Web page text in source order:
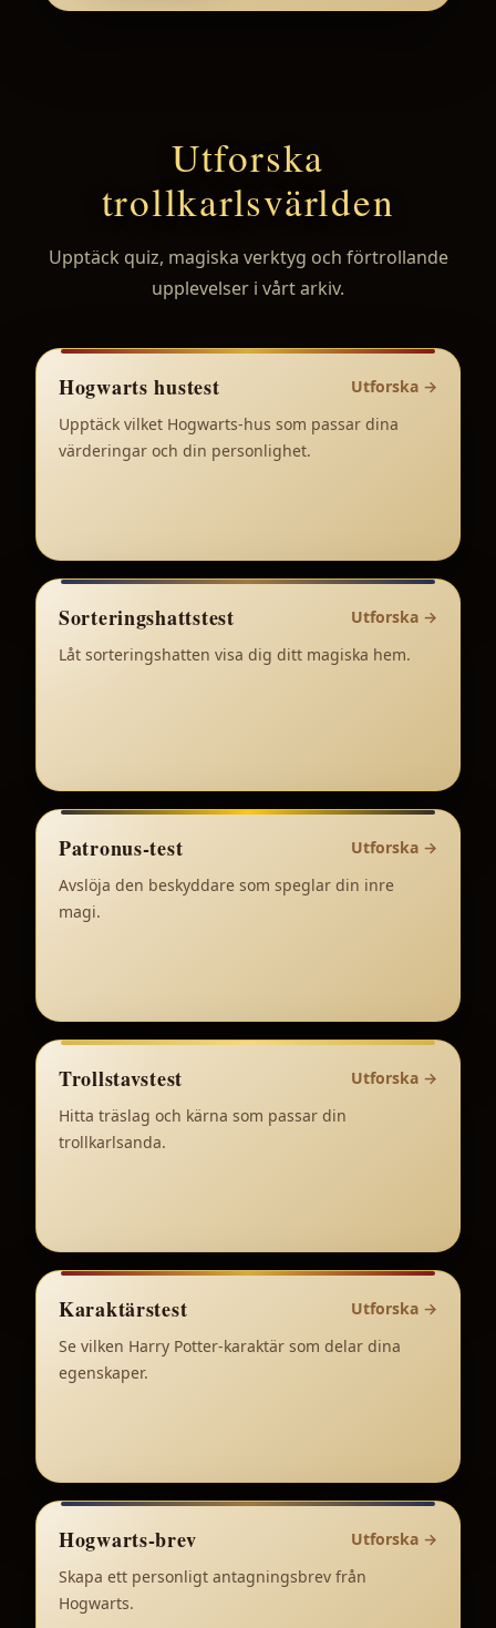
Utforska
trollkarlsvärlden
Upptäck quiz, magiska verktyg och förtrollande
upplevelser i vårt arkiv.
Hogwarts hustest Utforska →
Upptäck vilket Hogwarts-hus som passar dina
värderingar och din personlighet.
Sorteringshattstest Utforska →
Låt sorteringshatten visa dig ditt magiska hem.
Patronus-test Utforska →
Avslöja den beskyddare som speglar din inre
magi.
Trollstavstest Utforska →
Hitta träslag och kärna som passar din
trollkarlsanda.
Karaktärstest Utforska →
Se vilken Harry Potter-karaktär som delar dina
egenskaper.
Hogwarts-brev Utforska →
Skapa ett personligt antagningsbrev från
Hogwarts.